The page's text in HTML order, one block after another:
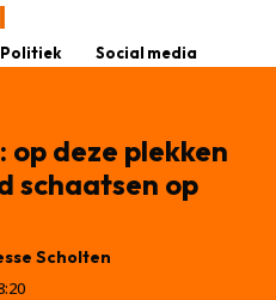
Politiek Social media
deze plekken
schaatsen op
Scholten